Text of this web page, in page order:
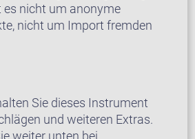
es nicht um anonyme
nicht um Import fremden
Sie dieses Instrument
und weiteren Extras.
weiter unten bei